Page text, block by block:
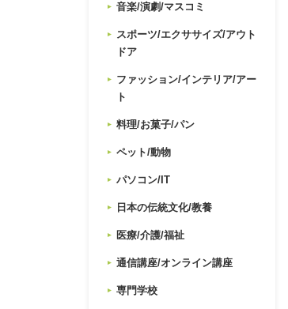
音楽/演劇/マスコミ
スポーツ/エクササイズ/アウト
ドア
ファッション/インテリア/アー
ト
料理/お菓子/パン
ペット/動物
パソコン/IT
日本の伝統文化/教養
医療/介護/福祉
通信講座/オンライン講座
専門学校